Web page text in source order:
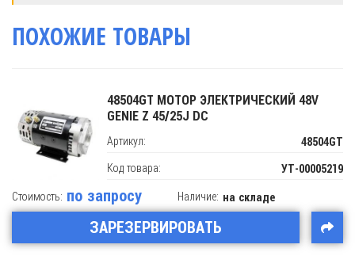
ПОХОЖИЕ ТОВАРЫ
48504GT МОТОР ЭЛЕКТРИЧЕСКИЙ 48V
GENIE Z 45/25J DC
Артикул:
48504GT
Код товара: УТ-00005219
Стоимость: по запросу
ЗАРЕЗЕРВИРОВАТЬ
Наличие: на складе